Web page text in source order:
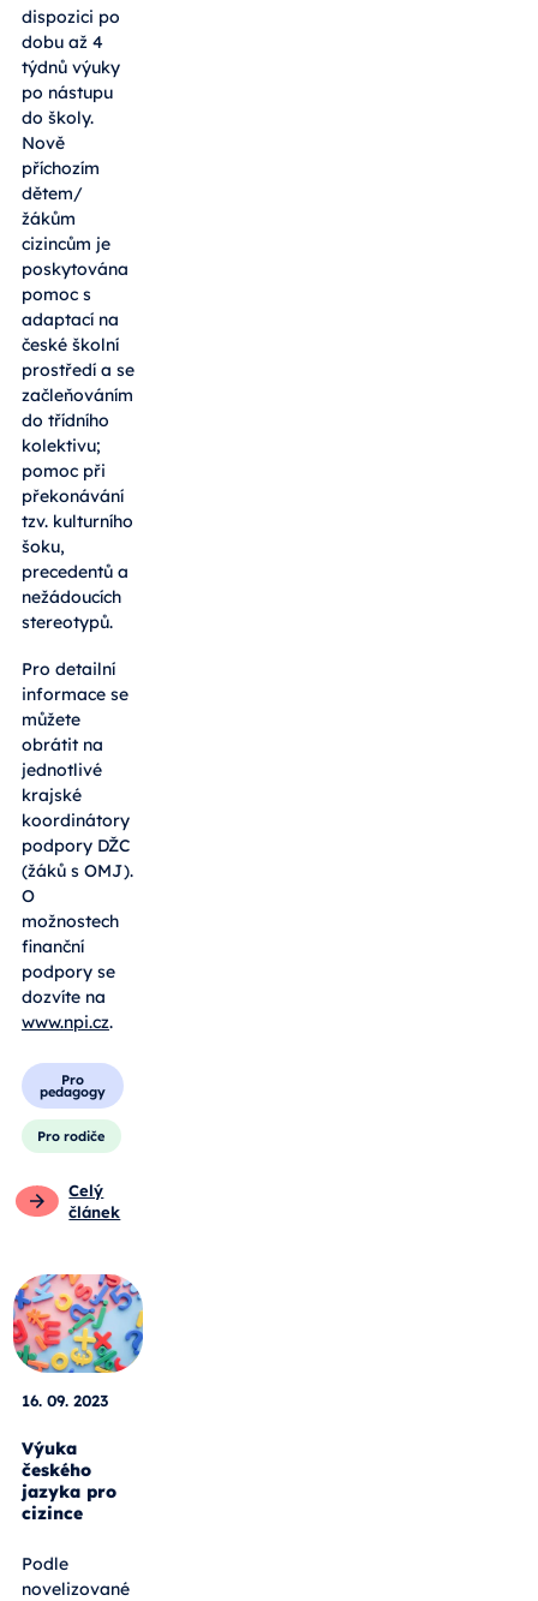
dispozici po
dobu až 4
týdnů výuky
po nástupu
do školy.
Nově
příchozím
dětem/
žákům
cizincům je
poskytována
pomoc s
adaptací na
české školní
prostředí a se
začleňováním
do třídního
kolektivu;
pomoc při
překonávání
tzv. kulturního
šoku,
precedentů a
nežádoucích
stereotypů.
Pro detailní
informace se
můžete
obrátit na
jednotlivé
krajské
koordinátory
podpory DŽC
(žáků s OMJ).
O
možnostech
finanční
podpory se
dozvíte na
www.npi.cz.
Pro
pedagogy
Pro rodiče
Celý
článek
16. 09. 2023
Výuka
českého
jazyka pro
cizince
Podle
novelizované